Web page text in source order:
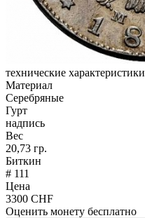
технические характеристики
Материал
Серебряные
Гурт
надпись
Вес
20,73 гр.
Биткин
# 111
Цена
3300 CHF
Оценить монету бесплатно